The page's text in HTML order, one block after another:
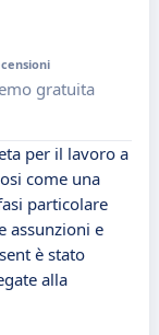
gratuita
per il lavoro a
come una
particolare
assunzioni e
è stato
alla